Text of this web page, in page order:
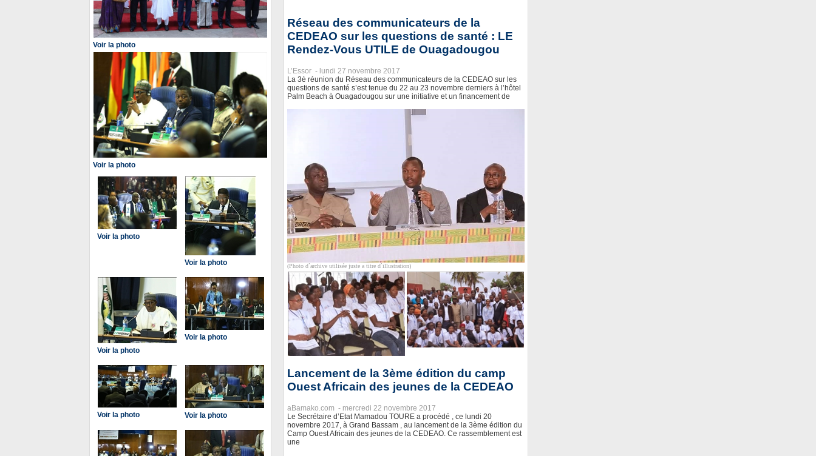
Voir la photo
Voir la photo
Voir la photo
Voir la photo
Voir la photo
Voir la photo
Voir la photo Voir la photo
Réseau des communicateurs de la
CEDEAO sur les questions de santé : LE
Rendez-Vous UTILE de Ouagadougou
L’Essor - lundi 27 novembre 2017
La 3è réunion du Réseau des communicateurs de la CEDEAO sur les
questions de santé s’est tenue du 22 au 23 novembre derniers à l’hôtel
Palm Beach à Ouagadougou sur une initiative et un financement de
(Photo d`archive utilisée juste a titre d`illustration)
Lancement de la 3ème édition du camp
Ouest Africain des jeunes de la CEDEAO
aBamako.com - mercredi 22 novembre 2017
Le Secrétaire d’Etat Mamadou TOURE a procédé , ce lundi 20
novembre 2017, à Grand Bassam , au lancement de la 3ème édition du
Camp Ouest Africain des jeunes de la CEDEAO. Ce rassemblement est
une